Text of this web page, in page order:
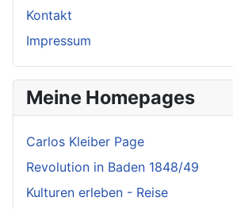
Kontakt
Impressum
Meine Homepages
Carlos Kleiber Page
Revolution in Baden 1848/49
Kulturen erleben - Reise